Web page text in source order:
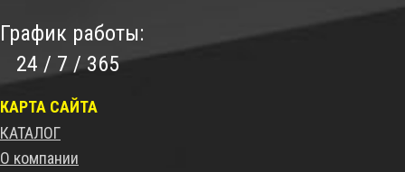
График работы:
24 / 7 / 365
КАРТА САЙТА
КАТАЛОГ
О компании